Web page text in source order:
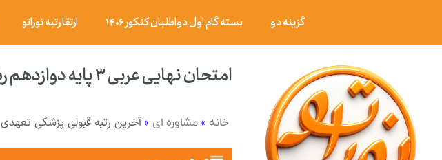
گزینه دو بسته گام اول دواطلبان کنکور ۱۴۰۶ ارتقا رتبه نوراتو
امتحان نهایی عربی ۳ پایه دوازدهم رشته علوم تجربی دی ۱۳۹۸ با پاسخ تشریحی
خانه » مشاوره ای » آخرین رتبه قبولی پزشکی تعهدی